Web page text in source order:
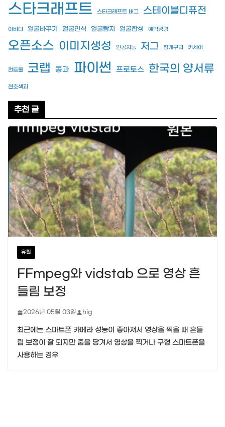
스타크래프트 스타크래프트 버그 스테이블디퓨전
아비터 얼굴바꾸기 얼굴인식 얼굴탐지 얼굴합성 예약명령
오픈소스 이미지생성 인공지능 저그 참개구리 커세어
컨트롤 코랩 콩과 파이썬 프로토스 한국의 양서류
현호색과
추천 글
유틸
FFmpeg와 vidstab 으로 영상 흔
들림 보정
2026년 05월 03일 hig
최근에는 스마트폰 카메라 성능이 좋아져서 영상을 찍을 때 흔들
림 보정이 잘 되지만 줌을 당겨서 영상을 찍거나 구형 스마트폰을
사용하는 경우